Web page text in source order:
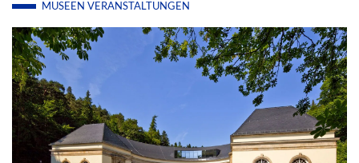
MUSEEN VERANSTALTUNGEN